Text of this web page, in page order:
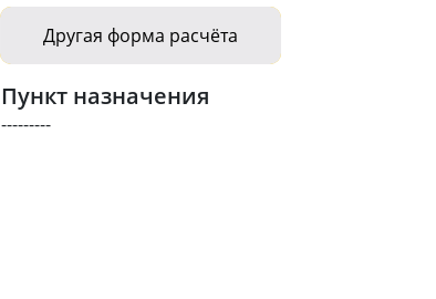
Другая форма расчёта
Пункт назначения
---------